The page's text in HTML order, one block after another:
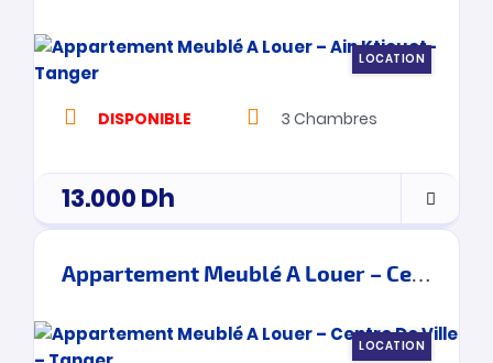
LOCATION
DISPONIBLE 3 Chambres
13.000Dh
Appartement Meublé A Louer – Centre De Ville – Tanger
LOCATION